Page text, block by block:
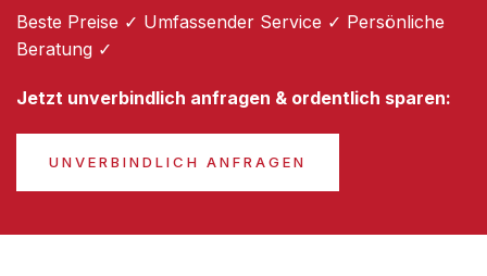
Beste Preise ✓ Umfassender Service ✓ Persönliche
Beratung ✓
Jetzt unverbindlich anfragen & ordentlich sparen:
UNVERBINDLICH ANFRAGEN